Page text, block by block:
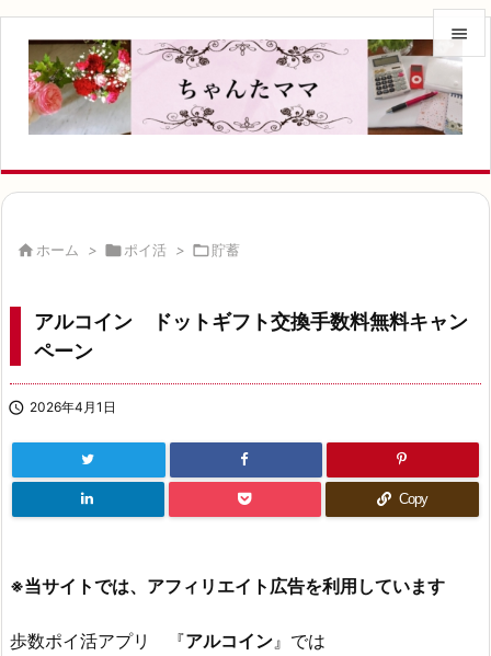


メニュ


検索
 ホーム > ポイ活 > 貯蓄
アルコイン ドットギフト交換手数料無料キャン
ペーン
 2026年4月1日
Copy
※当サイトでは、アフィリエイト広告を利用しています
歩数ポイ活アプリ 『アルコイン』では